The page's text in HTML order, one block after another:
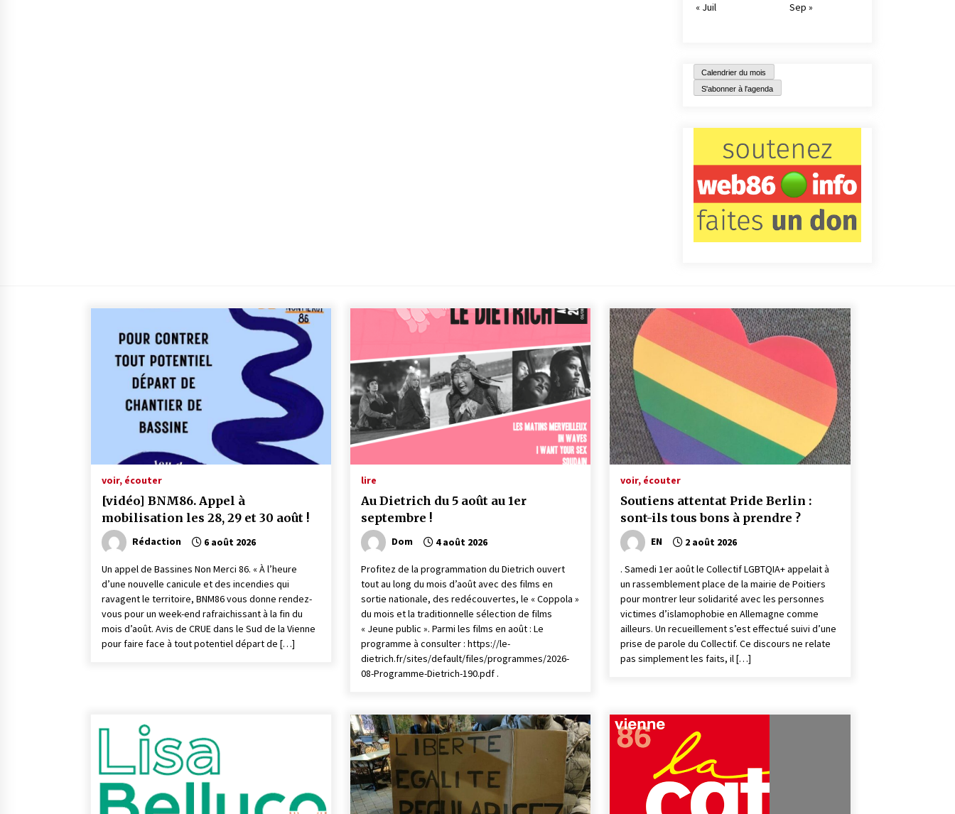
« Juil
Sep »
Calendrier du mois
S'abonner à l'agenda
voir, écouter
[vidéo] BNM86. Appel à
mobilisation les 28, 29 et 30 août !
Rédaction 6 août 2026
Un appel de Bassines Non Merci 86. « À l’heure
d’une nouvelle canicule et des incendies qui
ravagent le territoire, BNM86 vous donne rendez-
vous pour un week-end rafraichissant à la fin du
mois d’août. Avis de CRUE dans le Sud de la Vienne
pour faire face à tout potentiel départ de […]
lire
Au Dietrich du 5 août au 1er
septembre !
Dom 4 août 2026
Profitez de la programmation du Dietrich ouvert
tout au long du mois d’août avec des films en
sortie nationale, des redécouvertes, le « Coppola »
du mois et la traditionnelle sélection de films
« Jeune public ». Parmi les films en août : Le
programme à consulter : https://le-
dietrich.fr/sites/default/files/programmes/2026-
08-Programme-Dietrich-190.pdf .
voir, écouter
Soutiens attentat Pride Berlin :
sont-ils tous bons à prendre ?
EN 2 août 2026
. Samedi 1er août le Collectif LGBTQIA+ appelait à
un rassemblement place de la mairie de Poitiers
pour montrer leur solidarité avec les personnes
victimes d’islamophobie en Allemagne comme
ailleurs. Un recueillement s’est effectué suivi d’une
prise de parole du Collectif. Ce discours ne relate
pas simplement les faits, il […]